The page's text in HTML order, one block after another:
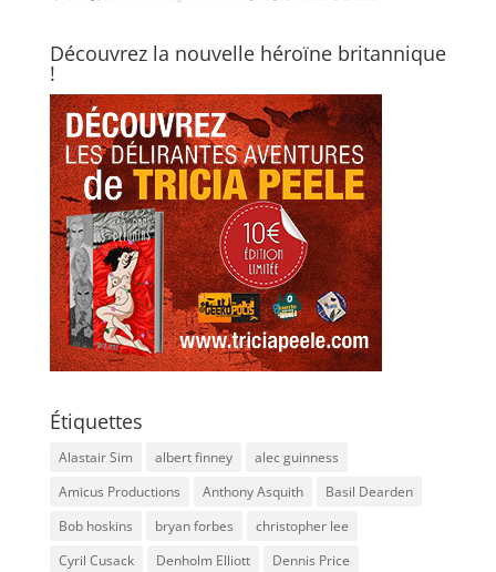
Découvrez la nouvelle héroïne britannique
!
Étiquettes
Alastair Sim albert finney
alec guinness
Amicus Productions
Anthony Asquith
Basil Dearden
Bob hoskins
bryan forbes
christopher lee
Cyril Cusack
Denholm Elliott
Dennis Price